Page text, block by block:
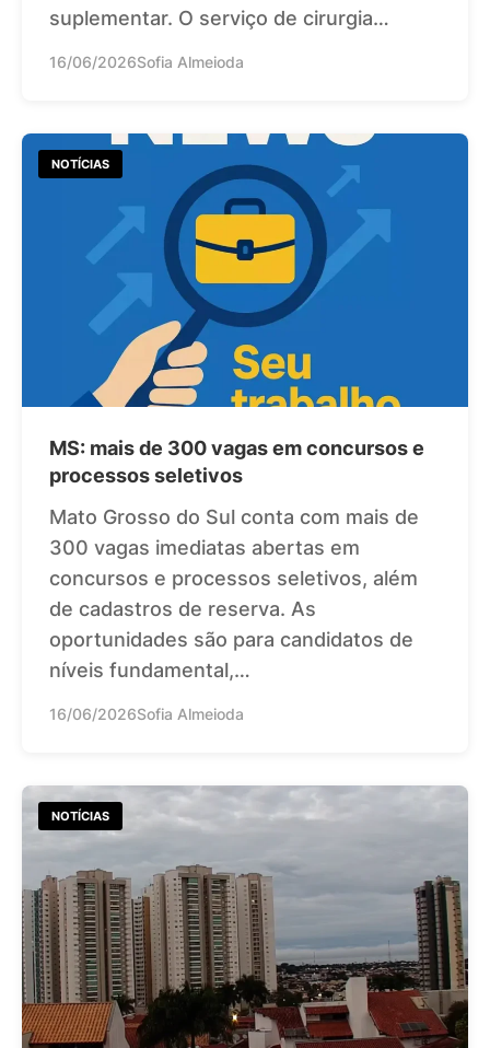
suplementar. O serviço de cirurgia…
16/06/2026Sofia Almeioda
NOTÍCIAS
MS: mais de 300 vagas em concursos e
processos seletivos
Mato Grosso do Sul conta com mais de
300 vagas imediatas abertas em
concursos e processos seletivos, além
de cadastros de reserva. As
oportunidades são para candidatos de
níveis fundamental,…
16/06/2026Sofia Almeioda
NOTÍCIAS